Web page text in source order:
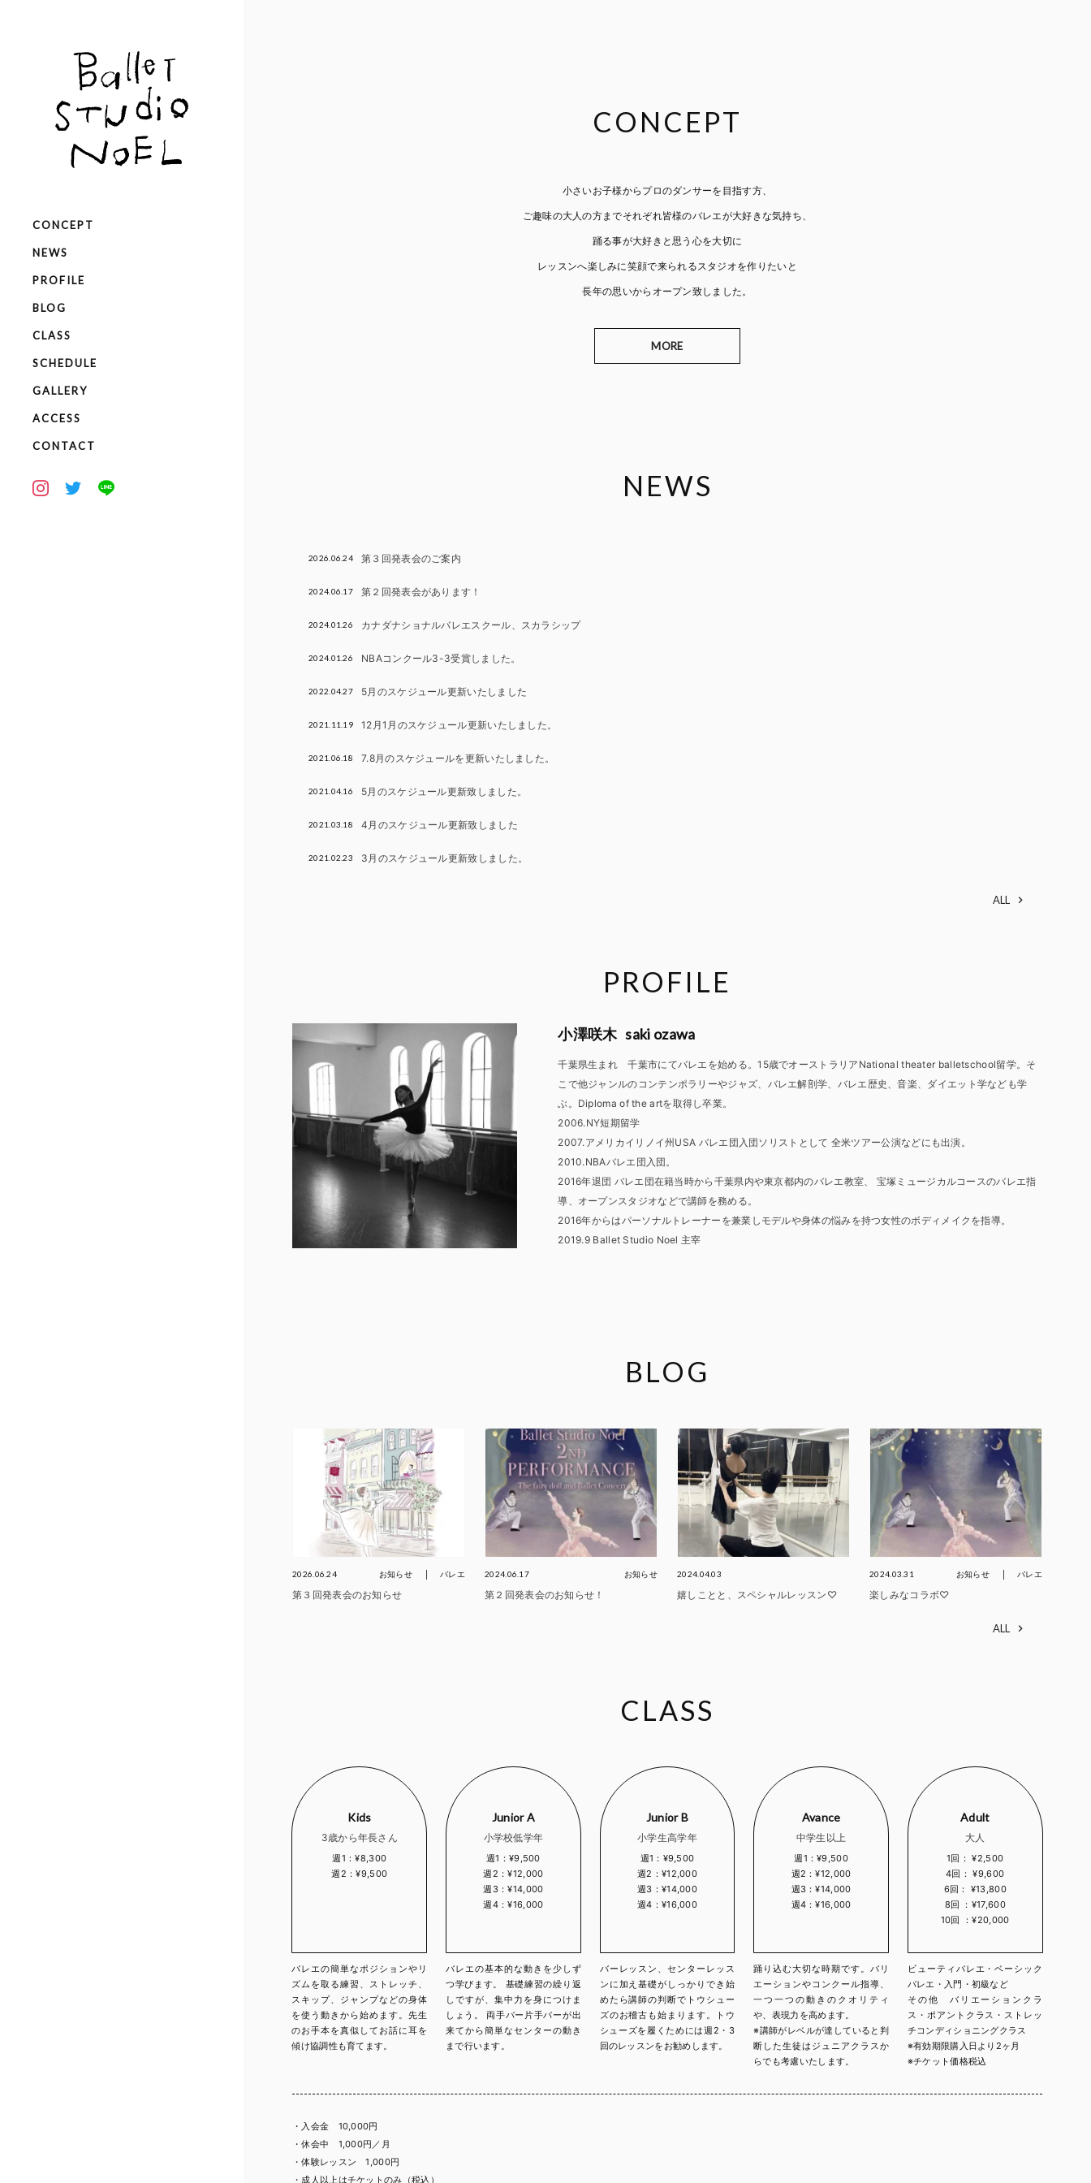
CONCEPT
NEWS
PROFILE
BLOG
CLASS
SCHEDULE
GALLERY
ACCESS
CONTACT
CONCEPT
小さいお子様からプロのダンサーを目指す方、
ご趣味の大人の方までそれぞれ皆様のバレエが大好きな気持ち、
踊る事が大好きと思う心を大切に
レッスンへ楽しみに笑顔で来られるスタジオを作りたいと
長年の思いからオープン致しました。
MORE
NEWS
2026.06.24 第３回発表会のご案内
2024.06.17 第２回発表会があります！
2024.01.26 カナダナショナルバレエスクール、スカラシップ
2024.01.26 NBAコンクール3-3受賞しました。
2022.04.27 5月のスケジュール更新いたしました
2021.11.19 12月1月のスケジュール更新いたしました。
2021.06.18 7.8月のスケジュールを更新いたしました。
2021.04.16 5月のスケジュール更新致しました。
2021.03.18 4月のスケジュール更新致しました
2021.02.23 3月のスケジュール更新致しました。
ALL
PROFILE
小澤咲木 saki ozawa
千葉県生まれ 千葉市にてバレエを始める。15歳でオーストラリアNational theater balletschool留学。そ
こで他ジャンルのコンテンポラリーやジャズ、バレエ解剖学、バレエ歴史、音楽、ダイエット学なども学
ぶ。Diploma of the artを取得し卒業。
2006.NY短期留学
2007.アメリカイリノイ州USA バレエ団入団ソリストとして 全米ツアー公演などにも出演。
2010.NBAバレエ団入団。
2016年退団 バレエ団在籍当時から千葉県内や東京都内のバレエ教室、 宝塚ミュージカルコースのバレエ指
導、オープンスタジオなどで講師を務める。
2016年からはパーソナルトレーナーを兼業しモデルや身体の悩みを持つ女性のボディメイクを指導。
2019.9 Ballet Studio Noel 主宰
BLOG
2026.06.24 お知らせ バレエ
第３回発表会のお知らせ
2024.06.17 お知らせ
第２回発表会のお知らせ！
2024.04.03
嬉しことと、スペシャルレッスン♡
2024.03.31 お知らせ バレエ
楽しみなコラボ♡
ALL
CLASS
Kids
3歳から年長さん
週1：¥8,300
週2：¥9,500
バレエの簡単なポジションやリ
ズムを取る練習、ストレッチ、
スキップ、ジャンプなどの身体
を使う動きから始めます。先生
のお手本を真似してお話に耳を
傾け協調性も育てます。
Junior A
小学校低学年
週1：¥9,500
週2：¥12,000
週3：¥14,000
週4：¥16,000
バレエの基本的な動きを少しず
つ学びます。 基礎練習の繰り返
しですが、集中力を身につけま
しょう。 両手バー片手バーが出
来てから簡単なセンターの動き
まで行います。
Junior B
小学生高学年
週1：¥9,500
週2：¥12,000
週3：¥14,000
週4：¥16,000
バーレッスン、センターレッス
ンに加え基礎がしっかりでき始
めたら講師の判断でトウシュー
ズのお稽古も始まります。トウ
シューズを履くためには週2・3
回のレッスンをお勧めします。
Avance
中学生以上
週1：¥9,500
週2：¥12,000
週3：¥14,000
週4：¥16,000
踊り込む大切な時期です。バリ
エーションやコンクール指導、
一つ一つの動きのクオリティ
や、表現力を高めます。
※講師がレベルが達していると判
断した生徒はジュニアクラスか
らでも考慮いたします。
Adult
大人
1回： ¥2,500
4回： ¥9,600
6回： ¥13,800
8回 ：¥17,600
10回 ：¥20,000
ビューティバレエ・ベーシック
バレエ・入門・初級など
その他 バリエーションクラ
ス・ポアントクラス・ストレッ
チコンディショニングクラス
※有効期限購入日より2ヶ月
※チケット価格税込
・入会金 10,000円
・休会中 1,000円／月
・体験レッスン 1,000円
・成人以上はチケットのみ（税込）